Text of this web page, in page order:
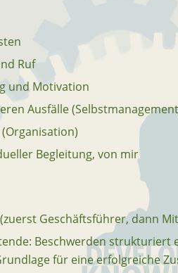
Ruf
und Motivation
Ausfälle
Begleitung, von mir
Geschäftsführer, dann
Beschwerden strukturiert
für eine erfolgreiche